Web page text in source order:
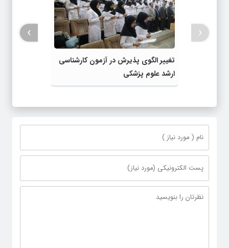
تغییر الگوی پذیرش در آزمون کارشناسی
ارشد علوم پزشکی
‹
›